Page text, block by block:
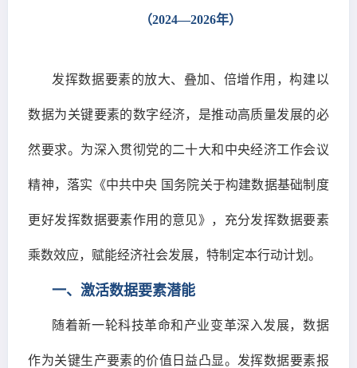
（2024—2026年）
发挥数据要素的放大、叠加、倍增作用，构建以
数据为关键要素的数字经济，是推动高质量发展的必
然要求。为深入贯彻党的二十大和中央经济工作会议
精神，落实《中共中央 国务院关于构建数据基础制度
更好发挥数据要素作用的意见》，充分发挥数据要素
乘数效应，赋能经济社会发展，特制定本行动计划。
一、激活数据要素潜能
随着新一轮科技革命和产业变革深入发展，数据
作为关键生产要素的价值日益凸显。发挥数据要素报